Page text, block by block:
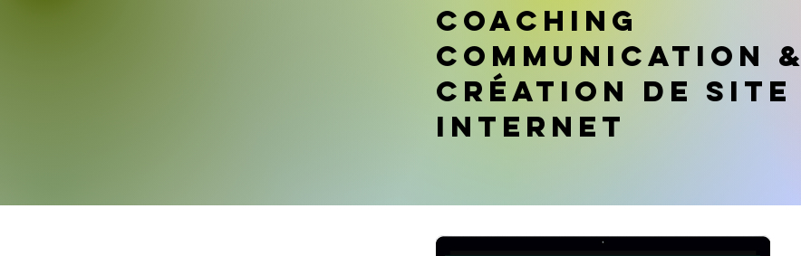
coaching
communication &
création de site
internet